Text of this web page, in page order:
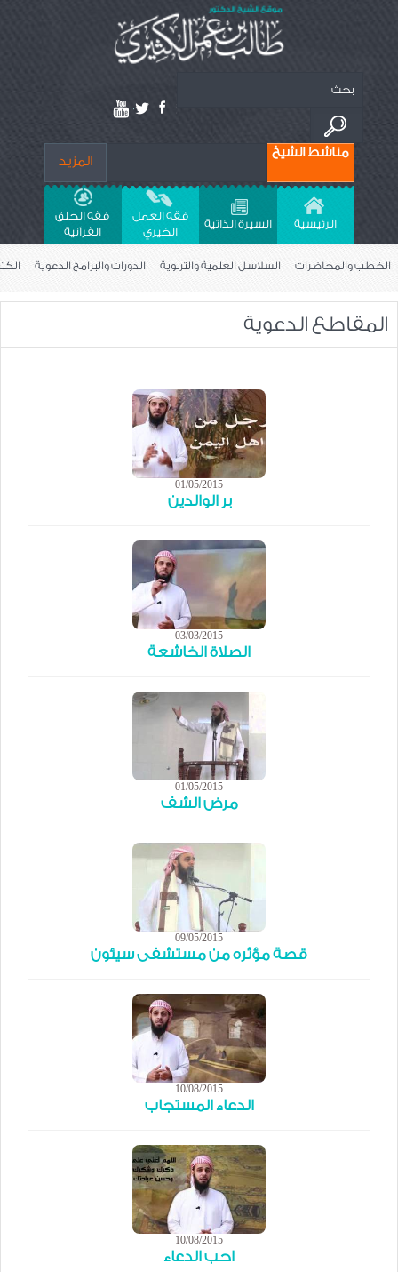
مناشط الشيخ
المزيد
الرئيسية السيرة الذاتية
فقه العمل
الخيري
فقه الحلق
القراَنية
الخطب والمحاضرات السلاسل العلمية والتربوية الدورات والبرامج الدعوية
المقاطع الدعوية
01/05/2015
بر الوالدين
03/03/2015
الصلاة الخاشعة
01/05/2015
مرض الشف
09/05/2015
قصة مؤثره من مستشفى سيئون
10/08/2015
الدعاء المستجاب
10/08/2015
احب الدعاء